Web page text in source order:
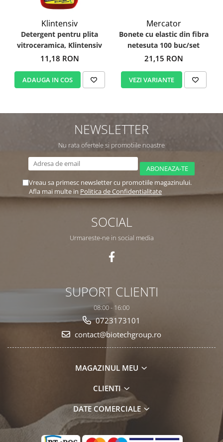
Klintensiv
Detergent pentru plita
vitroceramica, Klintensiv
11,18 RON
ADAUGA IN COS
Mercator
Bonete cu elastic din fibra
netesuta 100 buc/set
21,15 RON
VEZI VARIANTE
NEWSLETTER
Nu rata ofertele si promotiile noastre
Vreau sa primesc newsletter cu promotiile magazinului.
Afla mai multe in Politica de Confidentialitate
SOCIAL
Urmareste-ne in social media
SUPORT CLIENTI
08:00 - 16:00
0723173101
contact@biotechgroup.ro
MAGAZINUL MEU
CLIENTI
DATE COMERCIALE